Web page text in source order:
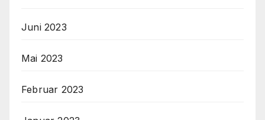
Juni 2023
Mai 2023
Februar 2023